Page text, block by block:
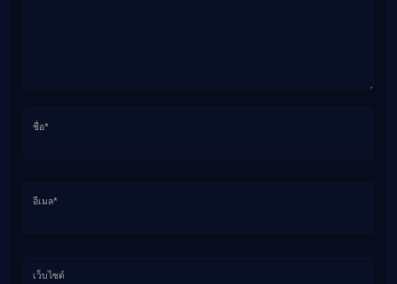
ชื่อ*
อีเมล*
เว็บไซต์